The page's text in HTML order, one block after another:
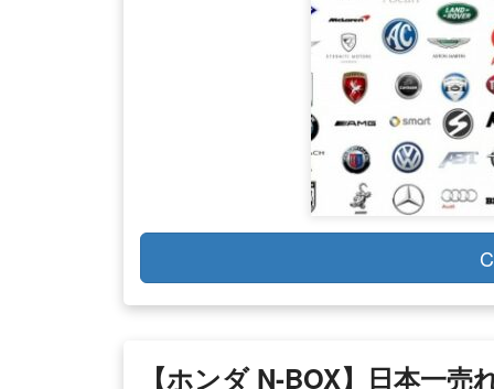
【ホンダ N-BOX】日本一